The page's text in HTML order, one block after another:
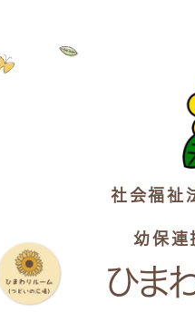
社会福祉
幼保連
ひま